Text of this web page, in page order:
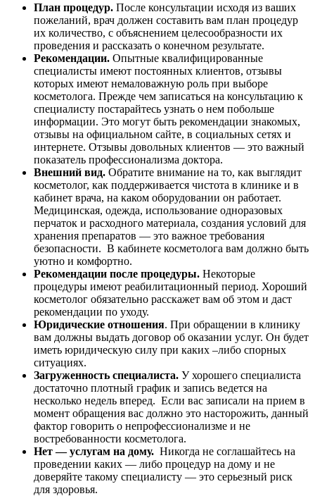
План процедур. После консультации исходя из ваших
пожеланий, врач должен составить вам план процедур
их количество, с объяснением целесообразности их
проведения и рассказать о конечном результате.
Рекомендации. Опытные квалифицированные
специалисты имеют постоянных клиентов, отзывы
которых имеют немаловажную роль при выборе
косметолога. Прежде чем записаться на консультацию к
специалисту постарайтесь узнать о нем побольше
информации. Это могут быть рекомендации знакомых,
отзывы на официальном сайте, в социальных сетях и
интернете. Отзывы довольных клиентов — это важный
показатель профессионализма доктора.
Внешний вид. Обратите внимание на то, как выглядит
косметолог, как поддерживается чистота в клинике и в
кабинет врача, на каком оборудовании он работает.
Медицинская, одежда, использование одноразовых
перчаток и расходного материала, создания условий для
хранения препаратов — это важное требования
безопасности. В кабинете косметолога вам должно быть
уютно и комфортно.
Рекомендации после процедуры. Некоторые
процедуры имеют реабилитационный период. Хороший
косметолог обязательно расскажет вам об этом и даст
рекомендации по уходу.
Юридические отношения. При обращении в клинику
вам должны выдать договор об оказании услуг. Он будет
иметь юридическую силу при каких –либо спорных
ситуациях.
Загруженность специалиста. У хорошего специалиста
достаточно плотный график и запись ведется на
несколько недель вперед. Если вас записали на прием в
момент обращения вас должно это насторожить, данный
фактор говорить о непрофессионализме и не
востребованности косметолога.
Нет — услугам на дому. Никогда не соглашайтесь на
проведении каких — либо процедур на дому и не
доверяйте такому специалисту — это серьезный риск
для здоровья.